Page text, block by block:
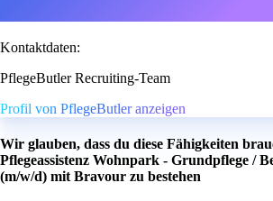
Kontaktdaten:
PflegeButler Recruiting-Team
Profil von PflegeButler anzeigen
Wir glauben, dass du diese Fähigkeiten
Pflegeassistenz Wohnpark - Grundpflege /
(m/w/d) mit Bravour zu bestehen